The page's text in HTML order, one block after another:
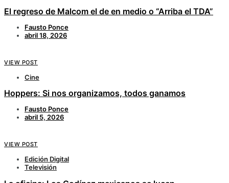
El regreso de Malcom el de en medio o “Arriba el TDA”
Fausto Ponce
abril 18, 2026
VIEW POST
Cine
Hoppers: Si nos organizamos, todos ganamos
Fausto Ponce
abril 5, 2026
VIEW POST
Edición Digital
Televisión